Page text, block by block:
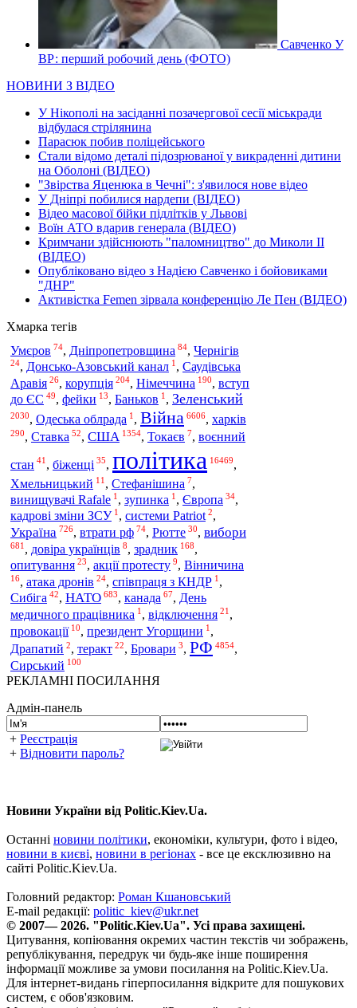
Савченко У
ВР: перший робочий день (ФОТО)
НОВИНИ З ВІДЕО
У Нікополі на засіданні позачергової сесії міськради
відбулася стрілянина
Парасюк побив поліцейського
Стали відомо деталі підозрюваної у викраденні дитини
на Оболоні (ВІДЕО)
"Звірства Яценюка в Чечні": з'явилося нове відео
У Дніпрі побилися нардепи (ВІДЕО)
Відео масової бійки підлітків у Львові
Воїн АТО вдарив генерала (ВІДЕО)
Кримчани здійснюють "паломництво" до Миколи ІІ
(ВІДЕО)
Опубліковано відео з Надією Савченко і бойовиками
"ДНР"
Активістка Femen зірвала конференцію Ле Пен (ВІДЕО)
Хмарка тегів
Умєров 74, Дніпропетровщина 84, Чернігів
24, Донсько-Азовський канал 1 , Саудівська
Аравія 26, корупція 204, Німеччина 190, вступ
до ЄС 49, фейки 13, Баньков 1 , Зеленський
2030, Одеська облрада 1 , Війна 6606, харків
290, Ставка 52, США 1354, Токаєв 7, воєнний
стан 41 , біженці 35, політика 16469,
Хмельницький 11 , Стефанішина 7,
винищувачі Rafale 1 , зупинка 1 , Європа 34,
кадрові зміни ЗСУ 1 , системи Patriot 2,
Україна 726, втрати рф 74, Рютте 30, вибори
681 , довіра українців 8, зрадник 168,
опитування 23, акції протесту 9, Вінничина
16, атака дронів 24, співпраця з КНДР 1 ,
Сибіга 42, НАТО 683, канада 67, День
медичного працівника 1 , відключення 21 ,
провокації 10, президент Угорщини 1 ,
Драпатий 2, теракт 22, Бровари 3, РФ 4854,
Сирський 100
РЕКЛАМНІ ПОСИЛАННЯ
Адмін-панель
+ Реєстрація
+ Відновити пароль?
Новини України від Politic.Kiev.Ua.
Останні новини політики, економіки, культури, фото і відео,
новини в києві, новини в регіонах - все це ексклюзивно на
сайті Politic.Kiev.Ua.
Головний редактор: Роман Кшановський
E-mail редакції: politic_kiev@ukr.net
© 2007— 2026. "Politic.Kiev.Ua". Усі права захищені.
Цитування, копіювання окремих частин текстів чи зображень,
републікування, передрук чи будь-яке інше поширення
інформації можливе за умови посилання на Politic.Kiev.Ua.
Для інтернет-видань гіперпосилання відкрите для пошукових
систем, є обов'язковим.